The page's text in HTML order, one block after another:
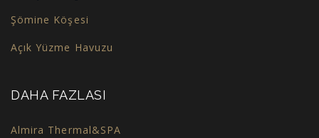
Şömine Köşesi
Açık Yüzme Havuzu
DAHA FAZLASI
Almira Thermal&SPA